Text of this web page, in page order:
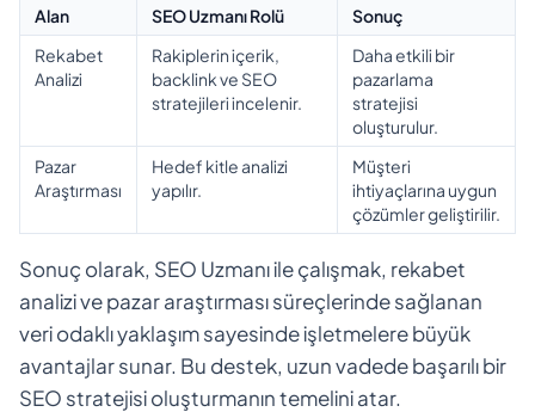
Alan SEO Uzmanı Rolü
Sonuç
Rekabet
Analizi
Rakiplerin içerik,
backlink ve SEO
stratejileri incelenir.
Daha etkili bir
pazarlama
stratejisi
oluşturulur.
Pazar
Araştırması
Hedef kitle analizi
yapılır.
Müşteri
ihtiyaçlarına uygun
çözümler geliştirilir.
Sonuç olarak, SEO Uzmanı ile çalışmak, rekabet
analizi ve pazar araştırması süreçlerinde sağlanan
veri odaklı yaklaşım sayesinde işletmelere büyük
avantajlar sunar. Bu destek, uzun vadede başarılı bir
SEO stratejisi oluşturmanın temelini atar.